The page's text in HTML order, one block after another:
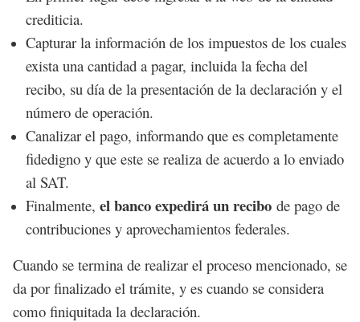
crediticia.
Capturar la información de los impuestos de los cuales
exista una cantidad a pagar, incluida la fecha del
recibo, su día de la presentación de la declaración y el
número de operación.
Canalizar el pago, informando que es completamente
fidedigno y que este se realiza de acuerdo a lo enviado
al SAT.
Finalmente, el banco expedirá un recibo de pago de
contribuciones y aprovechamientos federales.
Cuando se termina de realizar el proceso mencionado, se
da por finalizado el trámite, y es cuando se considera
como finiquitada la declaración.